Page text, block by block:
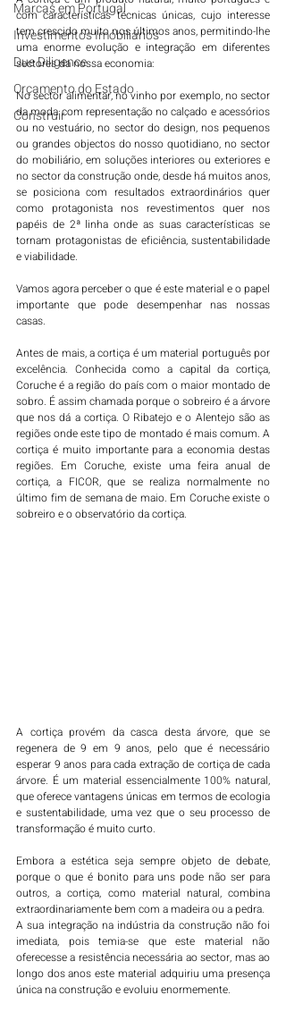
Marcas em Portugal
Investimentos Imobiliários
Due Diligence
Orçamento do Estado
Construir
com características técnicas únicas, cujo interesse
tem crescido muito nos últimos anos, permitindo-lhe
uma enorme evolução e integração em diferentes
sectores da nossa economia:
No sector alimentar, no vinho por exemplo, no sector
da moda com representação no calçado e acessórios
ou no vestuário, no sector do design, nos pequenos
ou grandes objectos do nosso quotidiano, no sector
do mobiliário, em soluções interiores ou exteriores e
no sector da construção onde, desde há muitos anos,
se posiciona com resultados extraordinários quer
como protagonista nos revestimentos quer nos
papéis de 2ª linha onde as suas características se
tornam protagonistas de eficiência, sustentabilidade
e viabilidade.
Vamos agora perceber o que é este material e o papel
importante que pode desempenhar nas nossas
casas.
Antes de mais, a cortiça é um material português por
excelência. Conhecida como a capital da cortiça,
Coruche é a região do país com o maior montado de
sobro. É assim chamada porque o sobreiro é a árvore
que nos dá a cortiça. O Ribatejo e o Alentejo são as
regiões onde este tipo de montado é mais comum. A
cortiça é muito importante para a economia destas
regiões. Em Coruche, existe uma feira anual de
cortiça, a FICOR, que se realiza normalmente no
último fim de semana de maio. Em Coruche existe o
sobreiro e o observatório da cortiça.
A cortiça provém da casca desta árvore, que se
regenera de 9 em 9 anos, pelo que é necessário
esperar 9 anos para cada extração de cortiça de cada
árvore. É um material essencialmente 100% natural,
que oferece vantagens únicas em termos de ecologia
e sustentabilidade, uma vez que o seu processo de
transformação é muito curto.
Embora a estética seja sempre objeto de debate,
porque o que é bonito para uns pode não ser para
outros, a cortiça, como material natural, combina
extraordinariamente bem com a madeira ou a pedra.
A sua integração na indústria da construção não foi
imediata, pois temia-se que este material não
oferecesse a resistência necessária ao sector, mas ao
longo dos anos este material adquiriu uma presença
única na construção e evoluiu enormemente.